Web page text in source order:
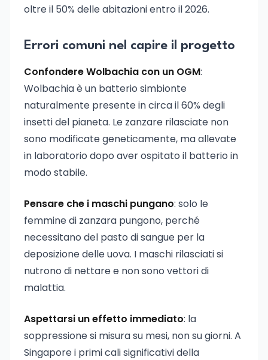
oltre il 50% delle abitazioni entro il 2026.
Errori comuni nel capire il progetto
Confondere Wolbachia con un OGM:
Wolbachia è un batterio simbionte
naturalmente presente in circa il 60% degli
insetti del pianeta. Le zanzare rilasciate non
sono modificate geneticamente, ma allevate
in laboratorio dopo aver ospitato il batterio in
modo stabile.
Pensare che i maschi pungano: solo le
femmine di zanzara pungono, perché
necessitano del pasto di sangue per la
deposizione delle uova. I maschi rilasciati si
nutrono di nettare e non sono vettori di
malattia.
Aspettarsi un effetto immediato: la
soppressione si misura su mesi, non su giorni. A
Singapore i primi cali significativi della